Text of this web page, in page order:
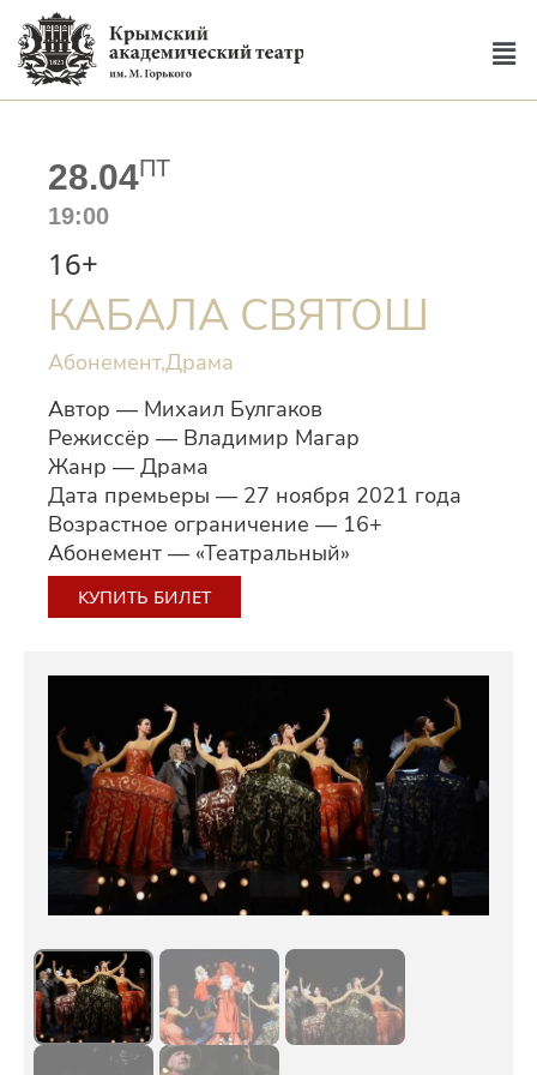
28.04ПТ
19:00
16+
КУПИТЬ БИЛЕТ
Автор — Михаил Булгаков
Режиссёр — Владимир Магар
Жанр — Драма
Дата премьеры — 27 ноября 2021 года
Возрастное ограничение — 16+
Абонемент — «Театральный»
КАБАЛА СВЯТОШ
Абонемент,Драма